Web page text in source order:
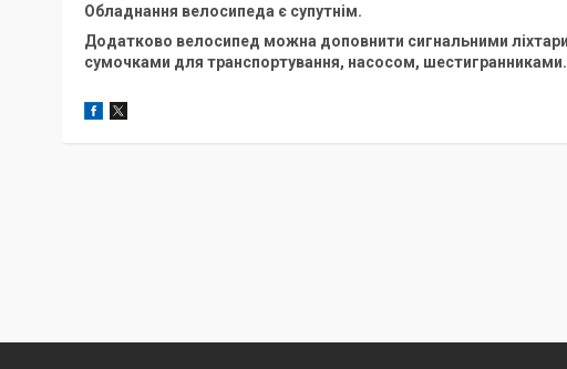
Обладнання велосипеда є супутнім.
Додатково велосипед можна доповнити сигнальними
сумочками для транспортування, насосом, шестигранниками.